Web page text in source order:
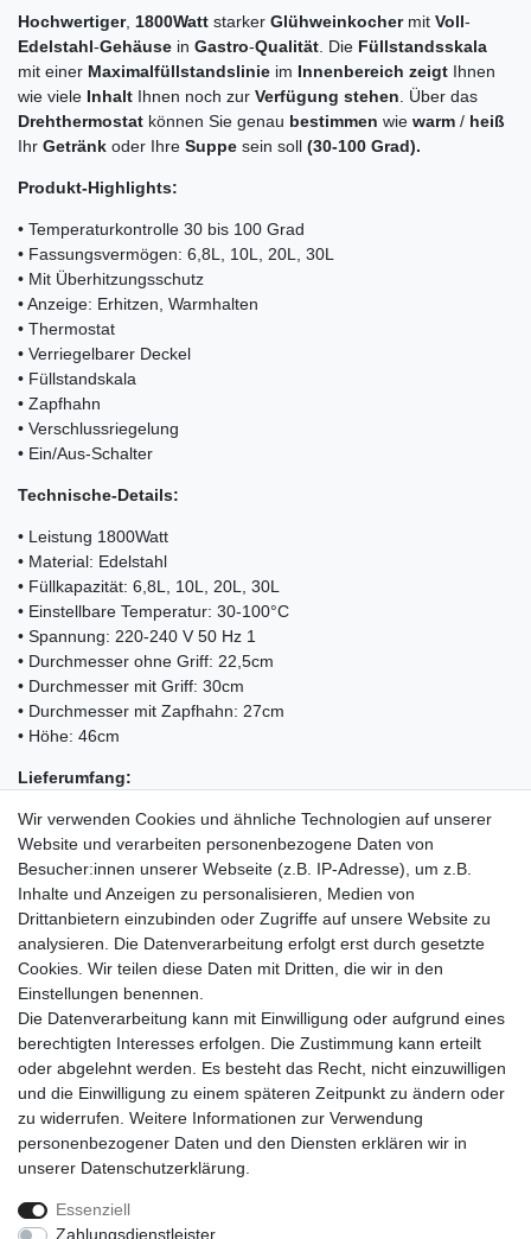
Hochwertiger, 1800Watt starker Glühweinkocher mit Voll-
Edelstahl-Gehäuse in Gastro-Qualität. Die Füllstandsskala
mit einer Maximalfüllstandslinie im Innenbereich zeigt Ihnen
wie viele Inhalt Ihnen noch zur Verfügung stehen. Über das
Drehthermostat können Sie genau bestimmen wie warm / heiß
Ihr Getränk oder Ihre Suppe sein soll (30-100 Grad).
Produkt-Highlights:
• Temperaturkontrolle 30 bis 100 Grad
• Fassungsvermögen: 6,8L, 10L, 20L, 30L
• Mit Überhitzungsschutz
• Anzeige: Erhitzen, Warmhalten
• Thermostat
• Verriegelbarer Deckel
• Füllstandskala
• Zapfhahn
• Verschlussriegelung
• Ein/Aus-Schalter
Technische-Details:
• Leistung 1800Watt
• Material: Edelstahl
• Füllkapazität: 6,8L, 10L, 20L, 30L
• Einstellbare Temperatur: 30-100°C
• Spannung: 220-240 V 50 Hz 1
• Durchmesser ohne Griff: 22,5cm
• Durchmesser mit Griff: 30cm
• Durchmesser mit Zapfhahn: 27cm
• Höhe: 46cm
Lieferumfang:
• 1x Glühweinkocher KESSER
• 10x Becher mit Wintermotiv
• 1x Bedienungsanleitung
Einkaufen
Zahlungsarten
Versandarten & -kosten
Warenkorb
Kasse
Widerrufsrecht
Mein Konto
Anmelden
Registrieren
Wir verwenden Cookies und ähnliche Technologien auf unserer
Website und verarbeiten personenbezogene Daten von
Besucher:innen unserer Webseite (z.B. IP-Adresse), um z.B.
Inhalte und Anzeigen zu personalisieren, Medien von
Drittanbietern einzubinden oder Zugriffe auf unsere Website zu
analysieren. Die Datenverarbeitung erfolgt erst durch gesetzte
Cookies. Wir teilen diese Daten mit Dritten, die wir in den
Einstellungen benennen.
Die Datenverarbeitung kann mit Einwilligung oder aufgrund eines
berechtigten Interesses erfolgen. Die Zustimmung kann erteilt
oder abgelehnt werden. Es besteht das Recht, nicht einzuwilligen
und die Einwilligung zu einem späteren Zeitpunkt zu ändern oder
zu widerrufen. Weitere Informationen zur Verwendung
personenbezogener Daten und den Diensten erklären wir in
unserer Daten­schutz­erklärung
Essenziell
Zahlungsdienstleister